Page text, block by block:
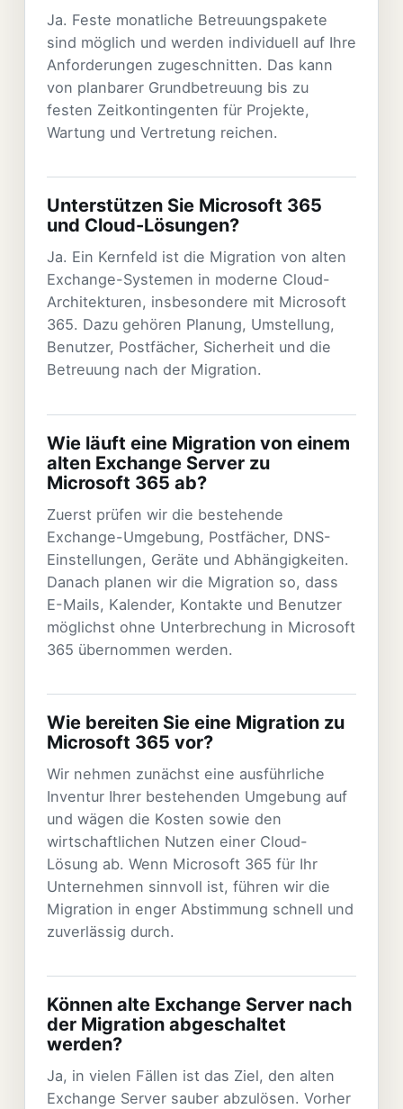
Ja. Feste monatliche Betreuungspakete
sind möglich und werden individuell auf Ihre
Anforderungen zugeschnitten. Das kann
von planbarer Grundbetreuung bis zu
festen Zeitkontingenten für Projekte,
Wartung und Vertretung reichen.
Unterstützen Sie Microsoft 365
und Cloud-Lösungen?
Ja. Ein Kernfeld ist die Migration von alten
Exchange-Systemen in moderne Cloud-
Architekturen, insbesondere mit Microsoft
365. Dazu gehören Planung, Umstellung,
Benutzer, Postfächer, Sicherheit und die
Betreuung nach der Migration.
Wie läuft eine Migration von einem
alten Exchange Server zu
Microsoft 365 ab?
Zuerst prüfen wir die bestehende
Exchange-Umgebung, Postfächer, DNS-
Einstellungen, Geräte und Abhängigkeiten.
Danach planen wir die Migration so, dass
E-Mails, Kalender, Kontakte und Benutzer
möglichst ohne Unterbrechung in Microsoft
365 übernommen werden.
Wie bereiten Sie eine Migration zu
Microsoft 365 vor?
Wir nehmen zunächst eine ausführliche
Inventur Ihrer bestehenden Umgebung auf
und wägen die Kosten sowie den
wirtschaftlichen Nutzen einer Cloud-
Lösung ab. Wenn Microsoft 365 für Ihr
Unternehmen sinnvoll ist, führen wir die
Migration in enger Abstimmung schnell und
zuverlässig durch.
Können alte Exchange Server nach
der Migration abgeschaltet
werden?
Ja, in vielen Fällen ist das Ziel, den alten
Exchange Server sauber abzulösen. Vorher